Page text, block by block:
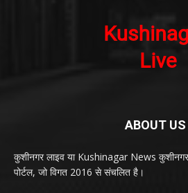
ABOUT US
कुशीनगर लाइव या Kushinagar News
पोर्टल, जो विगत 2016 से संचलित है।